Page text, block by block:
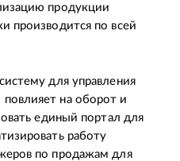
продукции
производится по всей
для управления
на оборот и
единый портал для
работу
по продажам для